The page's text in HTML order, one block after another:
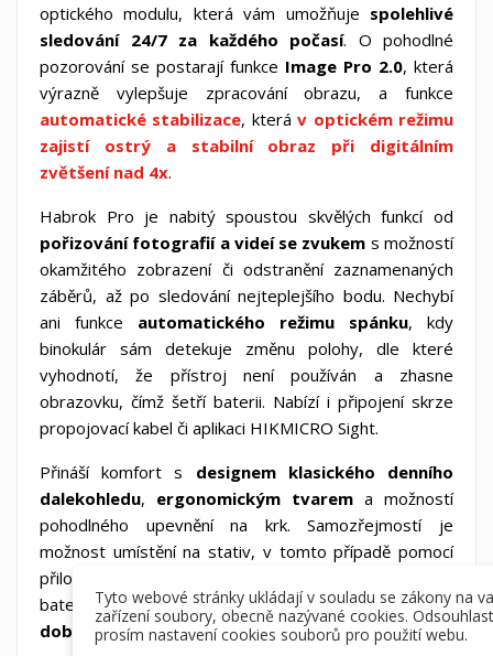
optického modulu, která vám umožňuje spolehlivé
sledování 24/7 za každého počasí. O pohodlné
pozorování se postarají funkce Image Pro 2.0, která
výrazně vylepšuje zpracování obrazu, a funkce
automatické stabilizace, kteráv optickém režimu
zajistí ostrý a stabilní obraz při digitálním
zvětšení nad 4x.
Habrok Pro je nabitý spoustou skvělých funkcí od
pořizování fotografií a videí se zvukem s možností
okamžitého zobrazení či odstranění zaznamenaných
záběrů, až po sledování nejteplejšího bodu. Nechybí
ani funkce automatického režimu spánku, kdy
binokulár sám detekuje změnu polohy, dle které
vyhodnotí, že přístroj není používán a zhasne
obrazovku, čímž šetří baterii. Nabízí i připojení skrze
propojovací kabel či aplikaci HIKMICRO Sight.
Přináší komfort s designem klasického denního
dalekohledu, ergonomickým tvarem a možností
pohodlného upevnění na krk. Samozřejmostí je
možnost umístění na stativ, v tomto případě pomocí
přiloženého adaptéru. Přístroj napájí výměnná dobíjecí
baterie
a poskytuje tak nepřetržitépozorování po
dobu až deseti hodin.
Tyto webové stránky ukládají v souladu se zákony na
zařízení soubory, obecně nazývané cookies.
prosím nastavení cookies souborů pro použití webu.